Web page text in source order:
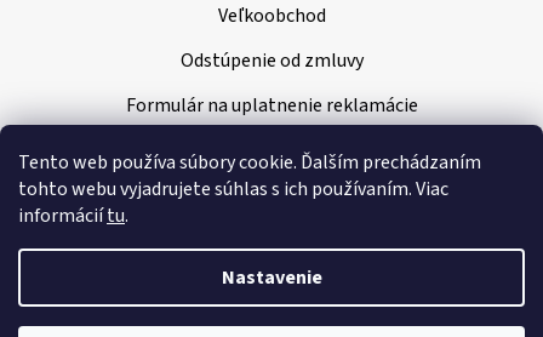
Tento web používa súbory cookie. Ďalším prechádzaním
tohto webu vyjadrujete súhlas s ich používaním. Viac
informáciítu.
Nastavenie
🌞 DOVOLENKA 🌞 Do 9. 8. 2026 čerpáme dovolenku. Vaše objednávky
Veľkoobchod
Odstúpenie od zmluvy
Formulár na uplatnenie reklamácie
Vytvoril Shoptet |Nakódoval Pavel Kuneš